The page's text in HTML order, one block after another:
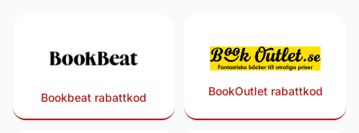
Bookbeat rabattkod BookOutlet rabattkod